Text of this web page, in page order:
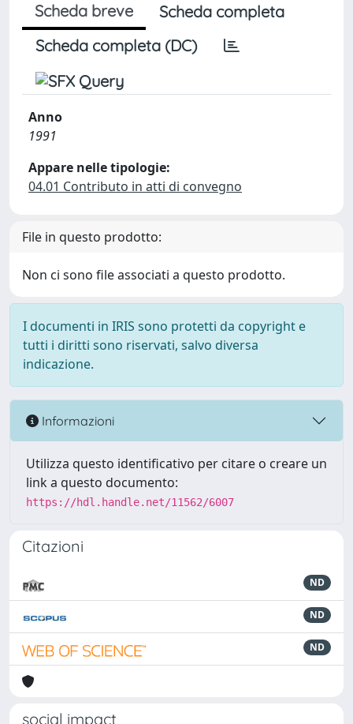
Scheda breve
Scheda completa
Scheda completa (DC)
Anno
1991
Appare nelle tipologie:
04.01 Contributo in atti di convegno
File in questo prodotto:
Non ci sono file associati a questo prodotto.
I documenti in IRIS sono protetti da copyright e
tutti i diritti sono riservati, salvo diversa
indicazione.
Informazioni
Utilizza questo identificativo per citare o creare un
link a questo documento:
https://hdl.handle.net/11562/6007
Citazioni
ND
ND
ND
social impact